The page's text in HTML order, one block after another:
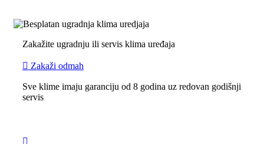
Zakažite ugradnju ili servis klima uređaja
Zakaži odmah
Sve klime imaju garanciju od 8 godina uz redovan godišnji
servis